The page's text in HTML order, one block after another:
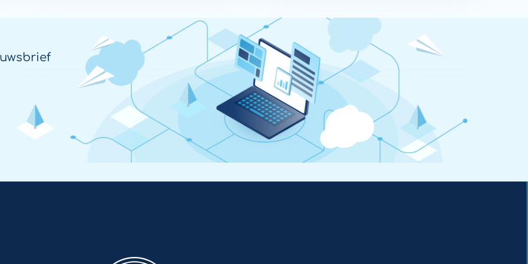
Tijdens het event Zorg & ICT legden
Fleur Maagdenberg en Glenn Bruins
van Enovation (onderdeel van
Legrand Care) uit waarom regionale
samenwerking essentieel is.
succesvolle Proof of Concept in
2025 volgt in 2026 de landelijke
uitrol, waarbij zorginstellingen
technisch en financieel worden
ondersteund.